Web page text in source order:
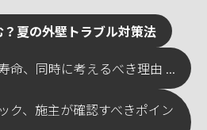
夏の外壁トラブル対策法
命、同時に考えるべき理由 ...
ク、施主が確認すべきポイン